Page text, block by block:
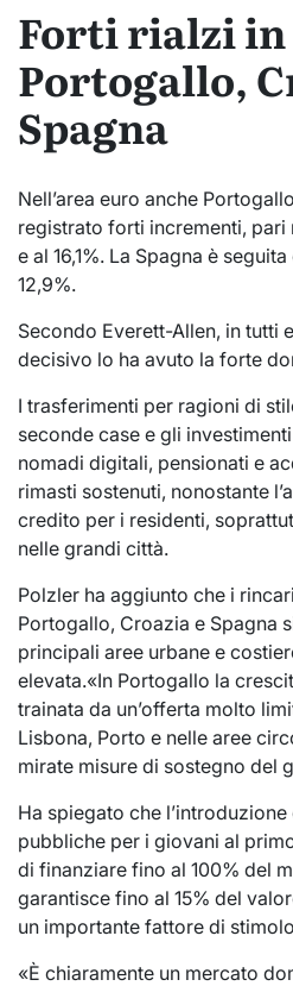
Forti rialzi in
Portogallo,
Spagna
Nell’area euro anche
registrato forti incrementi, pari
e al 16,1%. La Spagna è
12,9%.
Secondo Everett-Allen, in tutti
decisivo lo ha avuto la forte
I trasferimenti per ragioni di
seconde case e gli
nomadi digitali, pensionati e
rimasti sostenuti, nonostante
credito per i residenti,
nelle grandi città.
Polzler ha aggiunto che i
Portogallo, Croazia e Spagna
principali aree urbane e
elevata.«In Portogallo la
trainata da un’offerta molto
Lisbona, Porto e nelle aree
mirate misure di sostegno del
Ha spiegato che
pubbliche per i giovani al
di finanziare fino al 100% del
garantisce fino al 15% del
un importante fattore di
«È chiaramente un mercato